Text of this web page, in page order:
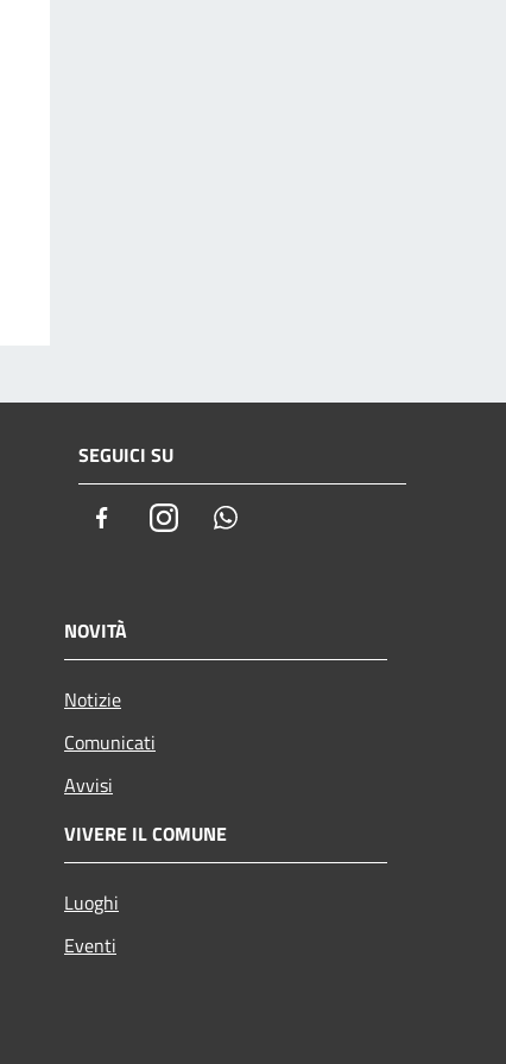
SEGUICI SU
FacebookInstagram
NOVITÀ
Notizie
Comunicati
Avvisi
VIVERE IL COMUNE
Luoghi
Eventi